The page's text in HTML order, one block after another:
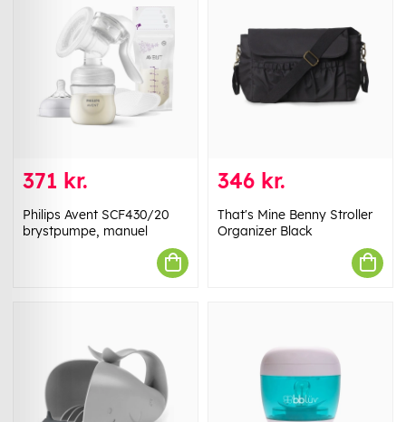
371 kr.
Philips Avent SCF430/20
brystpumpe, manuel
346 kr.
That's Mine Benny Stroller
Organizer Black